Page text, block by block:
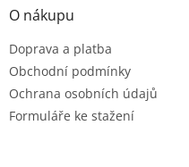
O nákupu
Doprava a platba
Obchodní podmínky
Ochrana osobních údajů
Formuláře ke stažení